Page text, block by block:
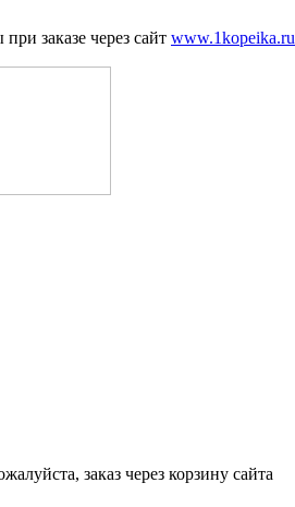
заказе через сайт www.1kopeika.ru
заказ через корзину сайта